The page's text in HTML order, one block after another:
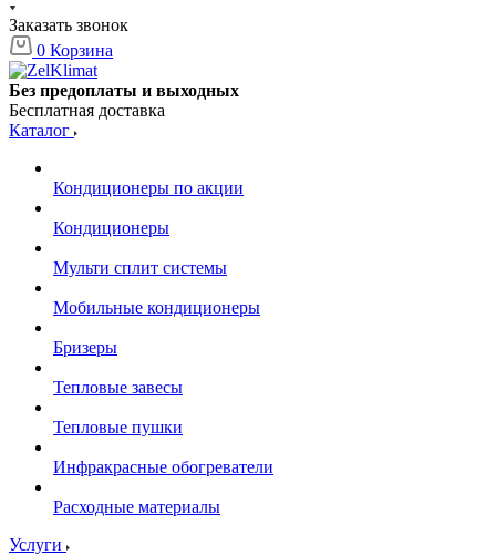
Заказать звонок
0 Корзина
Без предоплаты и выходных
Бесплатная доставка
Каталог
Кондиционеры по акции
Кондиционеры
Мульти сплит системы
Мобильные кондиционеры
Бризеры
Тепловые завесы
Тепловые пушки
Инфракрасные обогреватели
Расходные материалы
Услуги